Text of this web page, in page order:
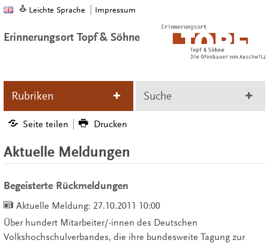
Leichte Sprache Impressum
Erinnerungsort Topf & Söhne
Rubriken Suche
Seite teilen Drucken
Aktuelle Meldungen
Begeisterte Rückmeldungen
Aktuelle Meldung: 27.10.2011 10:00
Über hundert Mitarbeiter/-innen des Deutschen
Volkshochschulverbandes, die ihre bundesweite Tagung zur